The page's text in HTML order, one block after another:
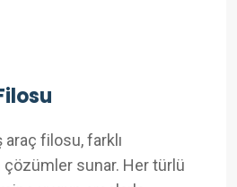
araç filosu, farklı
sunar. Her türlü